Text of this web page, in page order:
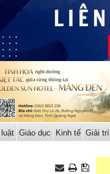
Giáo dục Kinh tế Giải trí